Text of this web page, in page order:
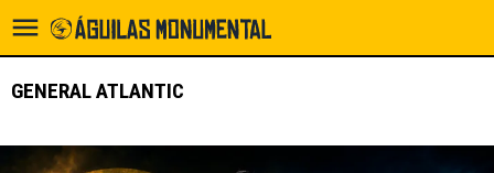
GENERAL ATLANTIC